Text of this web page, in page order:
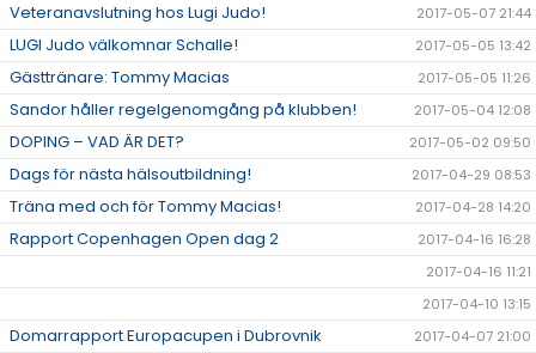
Veteranavslutning hos Lugi Judo! 2017-05-07 21:44
LUGI Judo välkomnar Schalle! 2017-05-05 13:42
Gästtränare: Tommy Macias 2017-05-05 11:26
Sandor håller regelgenomgång på klubben! 2017-05-04 12:08
DOPING – VAD ÄR DET? 2017-05-02 09:50
Dags för nästa hälsoutbildning! 2017-04-29 08:53
Träna med och för Tommy Macias! 2017-04-28 14:20
Rapport Copenhagen Open dag 2
2017-04-16 16:28
2017-04-16 11:21
2017-04-10 13:15
Domarrapport Europacupen i Dubrovnik 2017-04-07 21:00